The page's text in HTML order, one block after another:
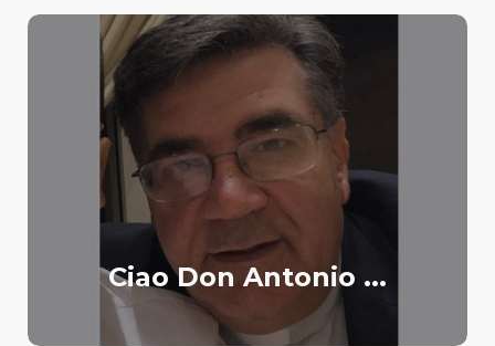
Ciao Don Antonio ...